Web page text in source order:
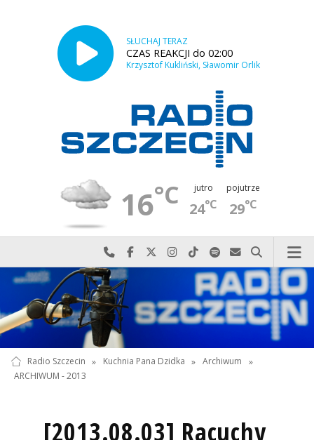
SŁUCHAJ TERAZ
CZAS REAKCJI do 02:00
Krzysztof Kukliński, Sławomir Orlik
16°C jutro
24°C
pojutrze
29°C
Najlepiej po prostu do nas zadzwoń
Odwiedź nas na Facebook-u
Odwiedź nas na X
Odwiedź nas na Instagram-ie
Odwiedź nas na TikTok-u
Szukaj nas na Spotify
Wyślij do nas
Szukaj
Radio Szczecin » Kuchnia Pana Dzidka » Archiwum
»
ARCHIWUM - 2013
[2013.08.03] Racuchy